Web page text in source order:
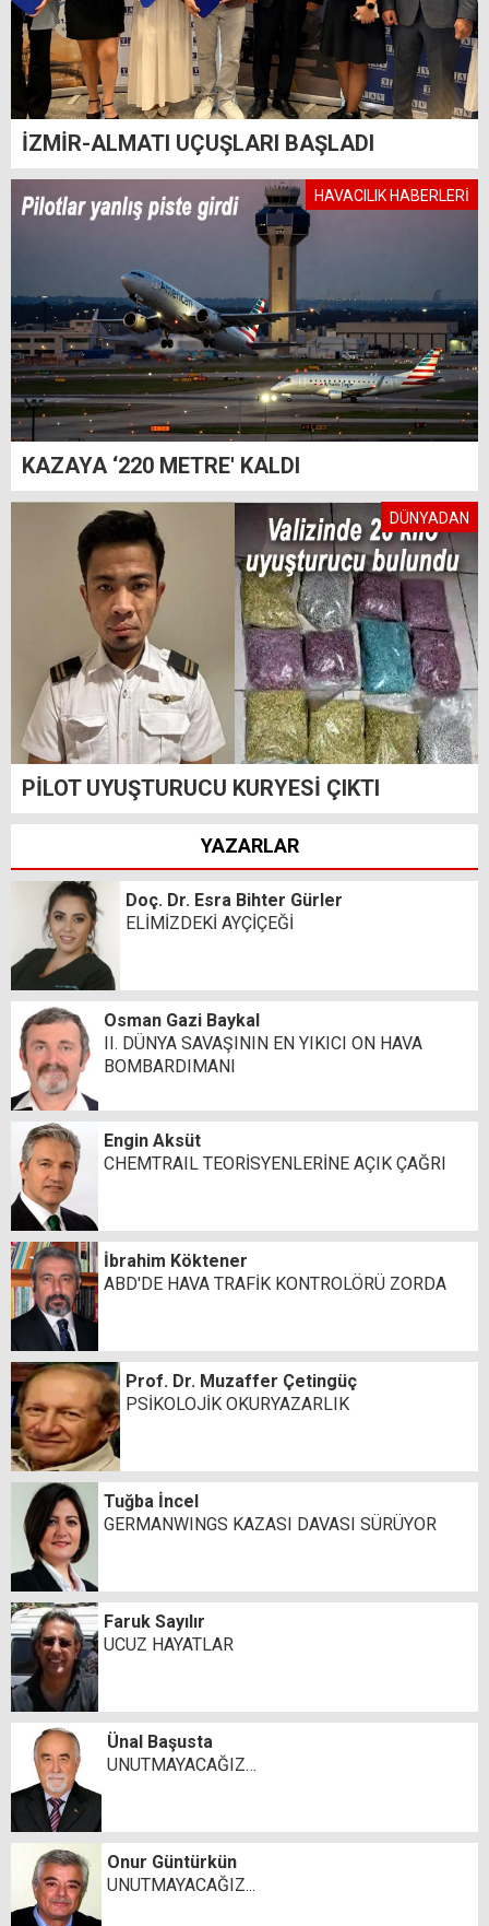
İZMİR-ALMATI UÇUŞLARI BAŞLADI
HAVACILIK HABERLERİ
KAZAYA ‘220 METRE' KALDI
DÜNYADAN
PİLOT UYUŞTURUCU KURYESİ ÇIKTI
YAZARLAR
Doç. Dr. Esra Bihter Gürler
ELİMİZDEKİ AYÇİÇEĞİ
Osman Gazi Baykal
II. DÜNYA SAVAŞININ EN YIKICI ON HAVA
BOMBARDIMANI
Engin Aksüt
CHEMTRAIL TEORİSYENLERİNE AÇIK ÇAĞRI
İbrahim Köktener
ABD'DE HAVA TRAFİK KONTROLÖRÜ ZORDA
Prof. Dr. Muzaffer Çetingüç
PSİKOLOJİK OKURYAZARLIK
Tuğba İncel
GERMANWINGS KAZASI DAVASI SÜRÜYOR
Faruk Sayılır
UCUZ HAYATLAR
Ünal Başusta
UNUTMAYACAĞIZ…
Onur Güntürkün
UNUTMAYACAĞIZ...